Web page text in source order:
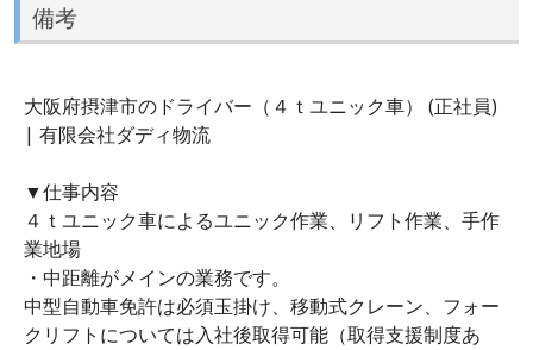
備考
大阪府摂津市のドライバー（４ｔユニック車） (正社員)
| 有限会社ダディ物流
▼仕事内容
４ｔユニック車によるユニック作業、リフト作業、手作
業地場
・中距離がメインの業務です。
中型自動車免許は必須玉掛け、移動式クレーン、フォー
クリフトについては入社後取得可能（取得支援制度あ